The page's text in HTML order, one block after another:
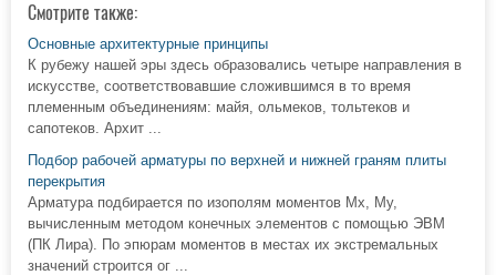
Смотрите также:
Основные архитектурные принципы
К рубежу нашей эры здесь образовались четыре направления в
искусстве, соответствовавшие сложившимся в то время
племенным объединениям: майя, ольмеков, тольтеков и
сапотеков. Архит ...
Подбор рабочей арматуры по верхней и нижней граням плиты
перекрытия
Арматура подбирается по изополям моментов Мх, Му,
вычисленным методом конечных элементов с помощью ЭВМ
(ПК Лира). По эпюрам моментов в местах их экстремальных
значений строится ог ...